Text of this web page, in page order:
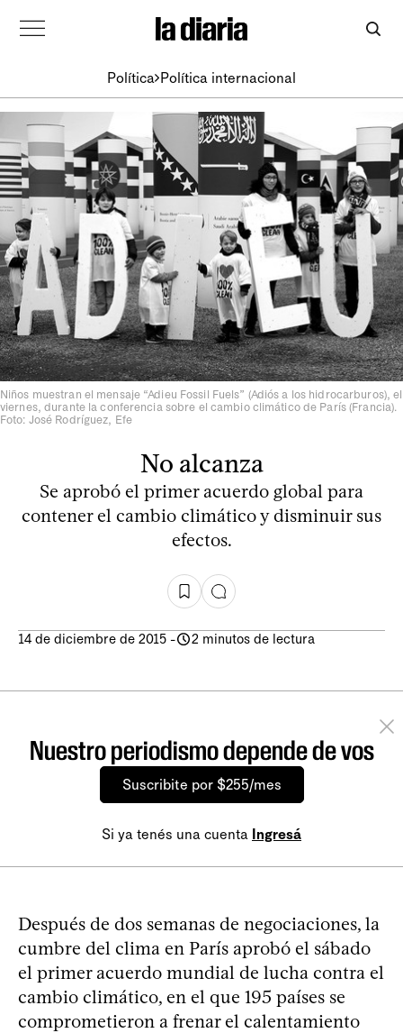
Política Política internacional
Niños muestran el mensaje “Adieu Fossil Fuels” (Adiós a los hidrocarburos), el
viernes, durante la conferencia sobre el cambio climático de París (Francia).
Foto: José Rodríguez, Efe
No alcanza
Se aprobó el primer acuerdo global para
contener el cambio climático y disminuir sus
efectos.
14 de diciembre de 2015 - 2 minutos de lectura
Nuestro periodismo depende de vos
Suscribite por $255/mes
Si ya tenés una cuenta Ingresá
Después de dos semanas de negociaciones, la
cumbre del clima en París aprobó el sábado
el primer acuerdo mundial de lucha contra el
cambio climático, en el que 195 países se
comprometieron a frenar el calentamiento